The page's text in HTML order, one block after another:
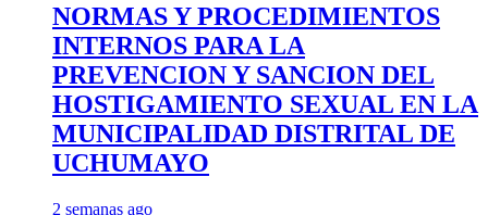
NORMAS Y PROCEDIMIENTOS
INTERNOS PARA LA
PREVENCION Y SANCION DEL
HOSTIGAMIENTO SEXUAL EN LA
MUNICIPALIDAD DISTRITAL DE
UCHUMAYO
2 semanas ago